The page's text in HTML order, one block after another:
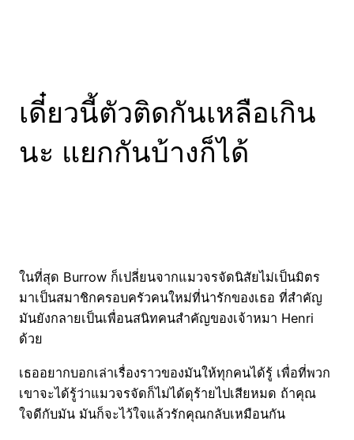
เดี๋ยวนี้ตัวติดกันเหลือเกิน
นะ แยกกันบ้างก็ได้
ในที่สุด Burrow ก็เปลี่ยนจากแมวจรจัดนิสัยไม่เป็นมิตร
มาเป็นสมาชิกครอบครัวคนใหม่ที่น่ารักของเธอ ที่สำคัญ
มันยังกลายเป็นเพื่อนสนิทคนสำคัญของเจ้าหมา Henri
ด้วย
เธออยากบอกเล่าเรื่องราวของมันให้ทุกคนได้รู้ เพื่อที่พวก
เขาจะได้รู้ว่าแมวจรจัดก็ไม่ได้ดุร้ายไปเสียหมด ถ้าคุณ
ใจดีกับมัน มันก็จะไว้ใจแล้วรักคุณกลับเหมือนกัน